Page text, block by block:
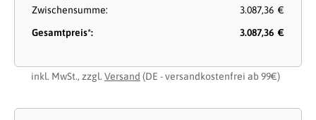
Zwischensumme:
3.087,36 €
Gesamtpreis*:
3.087,36 €
inkl. MwSt., zzgl. Versand (DE - versandkostenfrei ab 99€)